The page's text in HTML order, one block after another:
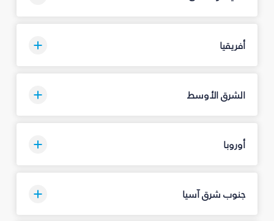
أفريقيا
الشرق الأوسط
أوروبا
جنوب شرق آسيا